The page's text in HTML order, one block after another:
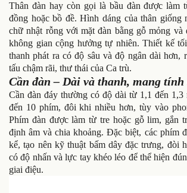
Thân đàn hay còn gọi là bầu đàn được làm
đồng hoặc bồ đề. Hình dáng của thân giống
chữ nhật rỗng với mặt đàn bằng gỗ mỏng và
không gian cộng hưởng tự nhiên. Thiết kế
thanh phát ra có độ sâu và độ ngân dài hơn,
tấu chậm rãi, thư thái của Ca trù.
Cần đàn – Dài và thanh, mang tính
Cần đàn đáy thường có độ dài từ 1,1 đến 1,3
đến 10 phím, đôi khi nhiều hơn, tùy vào
Phím đàn được làm từ tre hoặc gỗ lim, gắn
định âm và chia khoảng. Đặc biệt, các phím
kể, tạo nên kỹ thuật bấm dây đặc trưng, đòi
có độ nhấn và lực tay khéo léo để thể hiện
giai điệu.